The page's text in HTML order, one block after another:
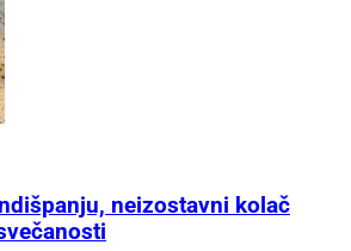
neizostavni kolač